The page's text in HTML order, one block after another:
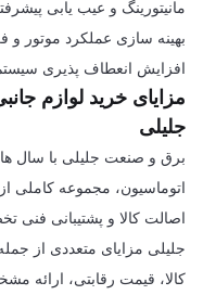
مانیتورینگ و عیب یابی
بهینه سازی عملکرد موتور و
افزایش انعطاف پذیری
جلیلی
برق و صنعت جلیلی با سال
اصالت کالا و پشتیبانی
جلیلی مزایای متعددی از
کالا، قیمت رقابتی، ارائه